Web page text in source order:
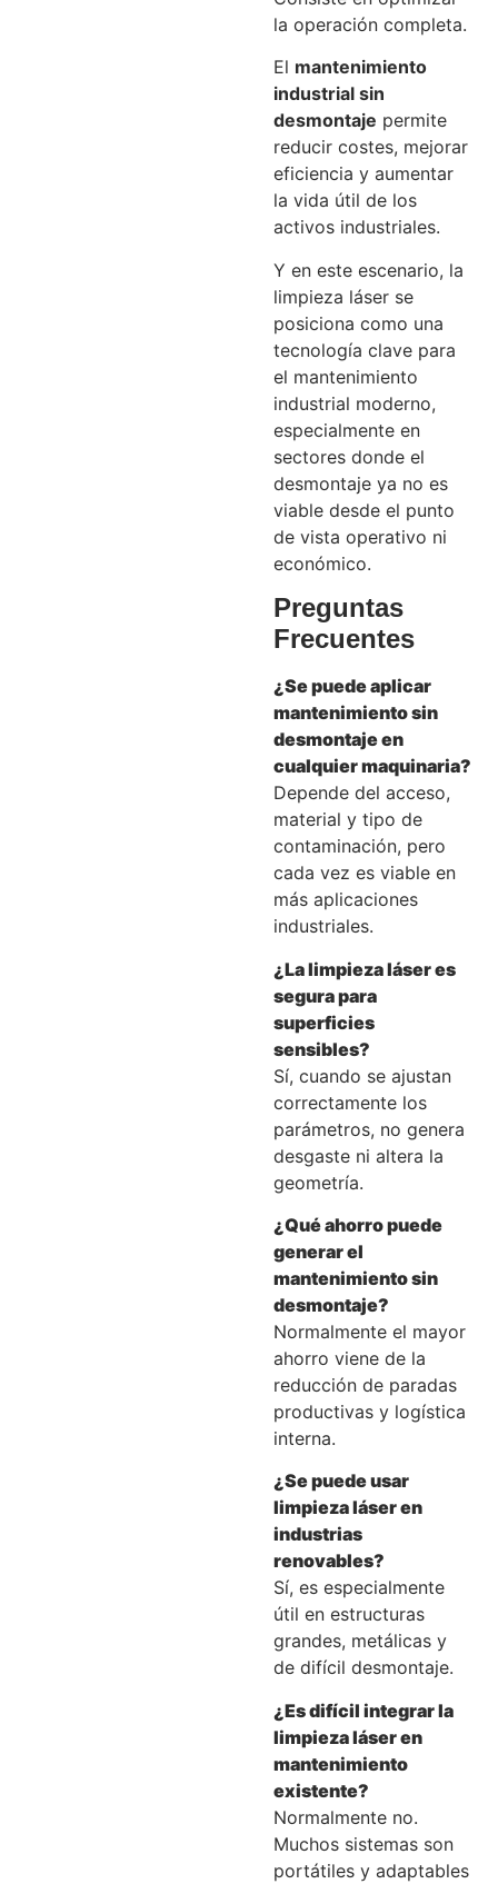
la operación completa.
El mantenimiento
industrial sin
desmontaje permite
reducir costes, mejorar
eficiencia y aumentar
la vida útil de los
activos industriales.
Y en este escenario, la
limpieza láser se
posiciona como una
tecnología clave para
el mantenimiento
industrial moderno,
especialmente en
sectores donde el
desmontaje ya no es
viable desde el punto
de vista operativo ni
económico.
Preguntas
Frecuentes
¿Se puede aplicar
mantenimiento sin
desmontaje en
cualquier maquinaria?
Depende del acceso,
material y tipo de
contaminación, pero
cada vez es viable en
más aplicaciones
industriales.
¿La limpieza láser es
segura para
superficies
sensibles?
Sí, cuando se ajustan
correctamente los
parámetros, no genera
desgaste ni altera la
geometría.
¿Qué ahorro puede
generar el
mantenimiento sin
desmontaje?
Normalmente el mayor
ahorro viene de la
reducción de paradas
productivas y logística
interna.
¿Se puede usar
limpieza láser en
industrias
renovables?
Sí, es especialmente
útil en estructuras
grandes, metálicas y
de difícil desmontaje.
¿Es difícil integrar la
limpieza láser en
mantenimiento
existente?
Normalmente no.
Muchos sistemas son
portátiles y adaptables